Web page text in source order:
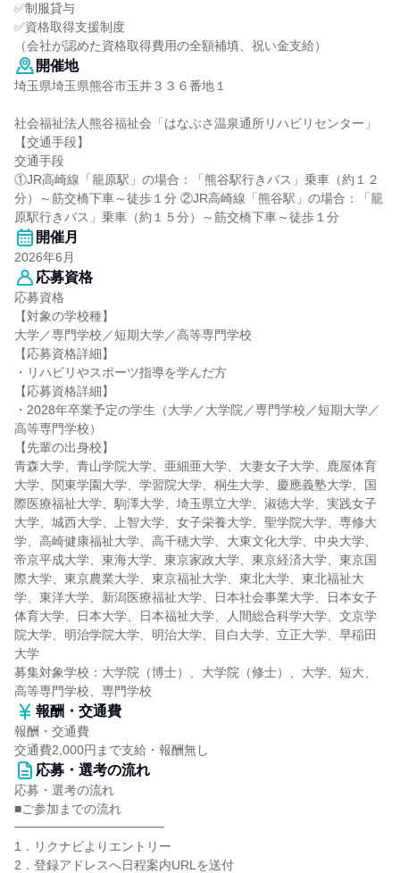
✅制服貸与
✅資格取得支援制度
（会社が認めた資格取得費用の全額補填、祝い金支給）
開催地
埼玉県埼玉県熊谷市玉井３３６番地１
社会福祉法人熊谷福祉会「はなぶさ温泉通所リハビリセンター」
【交通手段】
交通手段
①JR高崎線「籠原駅」の場合：「熊谷駅行きバス」乗車（約１２
分）～筋交橋下車～徒歩１分 ②JR高崎線「熊谷駅」の場合：「籠
原駅行きバス」乗車（約１５分）～筋交橋下車～徒歩１分
開催月
2026年6月
応募資格
応募資格
【対象の学校種】
大学／専門学校／短期大学／高等専門学校
【応募資格詳細】
・リハビリやスポーツ指導を学んだ方
【応募資格詳細】
・2028年卒業予定の学生（大学／大学院／専門学校／短期大学／
高等専門学校）
【先輩の出身校】
青森大学、青山学院大学、亜細亜大学、大妻女子大学、鹿屋体育
大学、関東学園大学、学習院大学、桐生大学、慶應義塾大学、国
際医療福祉大学、駒澤大学、埼玉県立大学、淑徳大学、実践女子
大学、城西大学、上智大学、女子栄養大学、聖学院大学、専修大
学、高崎健康福祉大学、高千穂大学、大東文化大学、中央大学、
帝京平成大学、東海大学、東京家政大学、東京経済大学、東京国
際大学、東京農業大学、東京福祉大学、東北大学、東北福祉大
学、東洋大学、新潟医療福祉大学、日本社会事業大学、日本女子
体育大学、日本大学、日本福祉大学、人間総合科学大学、文京学
院大学、明治学院大学、明治大学、目白大学、立正大学、早稲田
大学
募集対象学校：大学院（博士）、大学院（修士）、大学、短大、
高等専門学校、専門学校
報酬・交通費
報酬・交通費
交通費2,000円まで支給・報酬無し
応募・選考の流れ
応募・選考の流れ
■ご参加までの流れ
━━━━━━━━━━━━
1．リクナビよりエントリー
2．登録アドレスへ日程案内URLを送付